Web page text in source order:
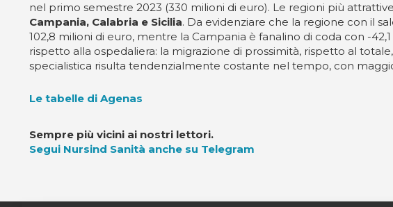
nel primo semestre 2023 (330 milioni di euro). Le regioni più
Campania, Calabria e Sicilia. Da evidenziare che la regione con il
102,8 milioni di euro, mentre la Campania è fanalino di coda con -
rispetto alla ospedaliera: la migrazione di prossimità, rispetto al
specialistica risulta tendenzialmente costante nel tempo, con
Le tabelle di Agenas
Sempre più vicini ai nostri lettori.
Segui Nursind Sanità anche su Telegram